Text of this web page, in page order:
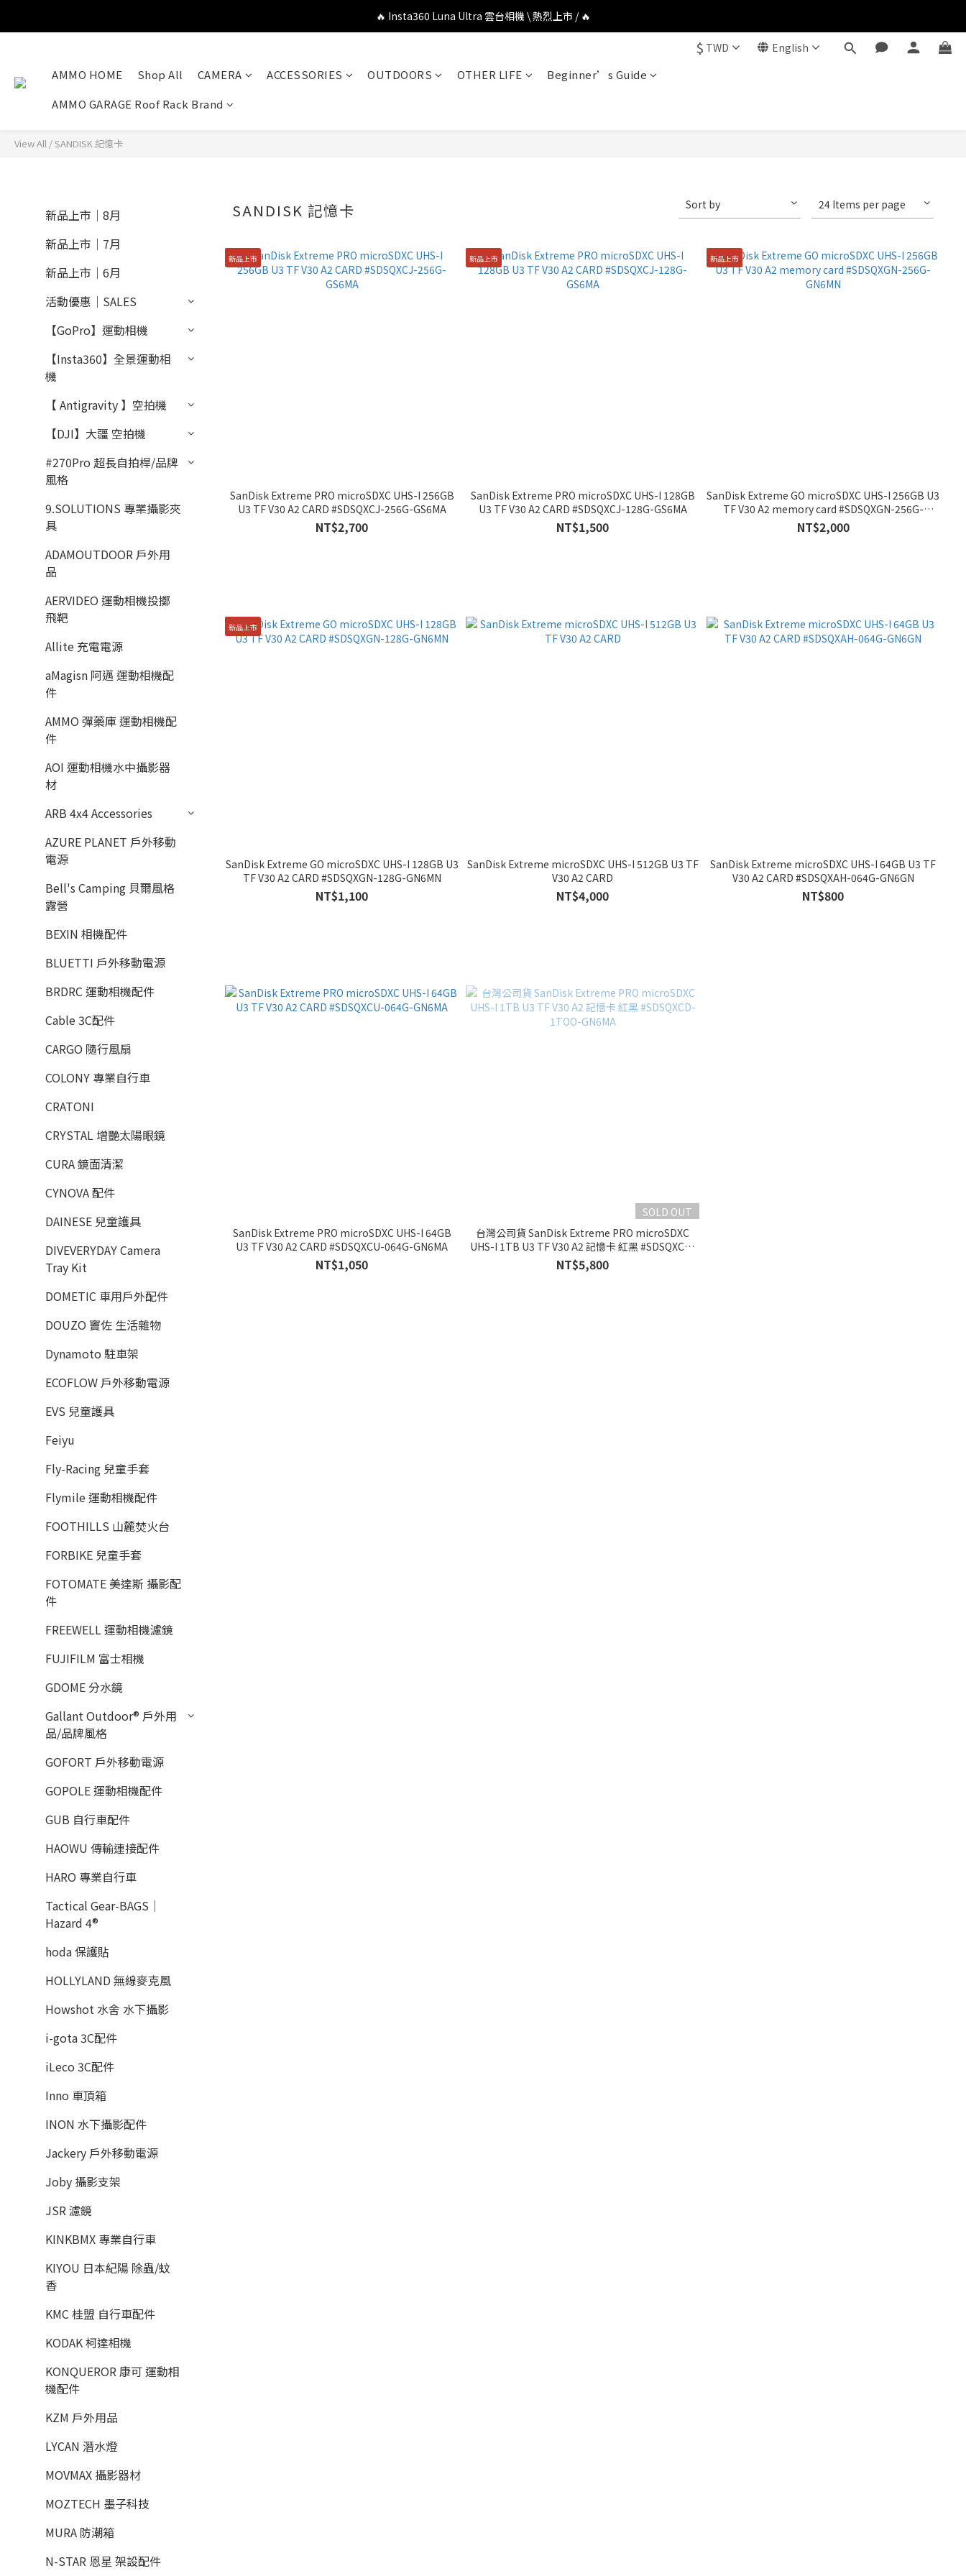
🔥 DJI OSMO POCKET 4P 口袋相機 \ 熱烈上市 / 🔥
🔥 Insta360 Luna Ultra 雲台相機 \ 熱烈上市 / 🔥
🔥 DJI OSMO POCKET 4P 口袋相機 \ 熱烈上市 / 🔥
$ TWD English
AMMO HOME Shop All CAMERA ACCESSORIES OUTDOORS OTHER LIFE
Beginner’s Guide
AMMO GARAGE Roof Rack Brand
View All /SANDISK 記憶卡
新品上市｜8月
新品上市｜7月
新品上市｜6月
活動優惠｜SALES
【GoPro】運動相機
【Insta360】全景運動相
機
【 Antigravity 】空拍機
【DJI】大疆 空拍機
#270Pro 超長自拍桿/品牌
風格
9.SOLUTIONS 專業攝影夾
具
ADAMOUTDOOR 戶外用
品
AERVIDEO 運動相機投擲
飛靶
Allite 充電電源
aMagisn 阿邁 運動相機配
件
AMMO 彈藥庫 運動相機配
件
AOI 運動相機水中攝影器
材
ARB 4x4 Accessories
AZURE PLANET 戶外移動
電源
Bell's Camping 貝爾風格
露營
BEXIN 相機配件
BLUETTI 戶外移動電源
BRDRC 運動相機配件
Cable 3C配件
CARGO 隨行風扇
COLONY 專業自行車
CRATONI
CRYSTAL 增艷太陽眼鏡
CURA 鏡面清潔
CYNOVA 配件
DAINESE 兒童護具
DIVEVERYDAY Camera
Tray Kit
DOMETIC 車用戶外配件
DOUZO 竇佐 生活雜物
Dynamoto 駐車架
ECOFLOW 戶外移動電源
EVS 兒童護具
Feiyu
Fly-Racing 兒童手套
Flymile 運動相機配件
FOOTHILLS 山麓焚火台
FORBIKE 兒童手套
FOTOMATE 美達斯 攝影配
件
FREEWELL 運動相機濾鏡
FUJIFILM 富士相機
GDOME 分水鏡
Gallant Outdoor®️ 戶外用
品/品牌風格
GOFORT 戶外移動電源
GOPOLE 運動相機配件
GUB 自行車配件
HAOWU 傳輸連接配件
HARO 專業自行車
Tactical Gear-BAGS｜
Hazard 4®
hoda 保護貼
HOLLYLAND 無線麥克風
Howshot 水舍 水下攝影
i-gota 3C配件
iLeco 3C配件
Inno 車頂箱
INON 水下攝影配件
Jackery 戶外移動電源
Joby 攝影支架
JSR 濾鏡
KINKBMX 專業自行車
KIYOU 日本紀陽 除蟲/蚊
香
KMC 桂盟 自行車配件
KODAK 柯達相機
KONQUEROR 康可 運動相
機配件
KZM 戶外用品
LYCAN 潛水燈
MOVMAX 攝影器材
MOZTECH 墨子科技
MURA 防潮箱
N-STAR 恩星 架設配件
SANDISK 記憶卡 Sort by 24 Items per page
新品上市
SanDisk Extreme PRO microSDXC UHS-I 256GB
U3 TF V30 A2 CARD #SDSQXCJ-256G-GS6MA
NT$2,700
新品上市
SanDisk Extreme PRO microSDXC UHS-I 128GB
U3 TF V30 A2 CARD #SDSQXCJ-128G-GS6MA
NT$1,500
新品上市
SanDisk Extreme GO microSDXC UHS-I 256GB U3
TF V30 A2 memory card #SDSQXGN-256G-
GN6MN
NT$2,000
新品上市
SanDisk Extreme GO microSDXC UHS-I 128GB U3
TF V30 A2 CARD #SDSQXGN-128G-GN6MN
NT$1,100
SanDisk Extreme microSDXC UHS-I 512GB U3 TF
V30 A2 CARD
NT$4,000
SanDisk Extreme microSDXC UHS-I 64GB U3 TF
V30 A2 CARD #SDSQXAH-064G-GN6GN
NT$800
SanDisk Extreme PRO microSDXC UHS-I 64GB
U3 TF V30 A2 CARD #SDSQXCU-064G-GN6MA
NT$1,050
SOLD OUT
台灣公司貨 SanDisk Extreme PRO microSDXC
UHS-I 1TB U3 TF V30 A2 記憶卡 紅黑 #SDSQXCD-
1TOO-GN6MA
NT$5,800